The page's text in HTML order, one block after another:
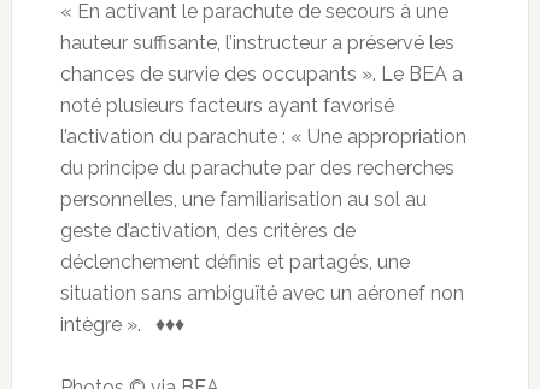
« En activant le parachute de secours à une
hauteur suffisante, l’instructeur a préservé les
chances de survie des occupants ». Le BEA a
noté plusieurs facteurs ayant favorisé
l’activation du parachute : « Une appropriation
du principe du parachute par des recherches
personnelles, une familiarisation au sol au
geste d’activation, des critères de
déclenchement définis et partagés, une
situation sans ambiguïté avec un aéronef non
intègre ». ♦♦♦